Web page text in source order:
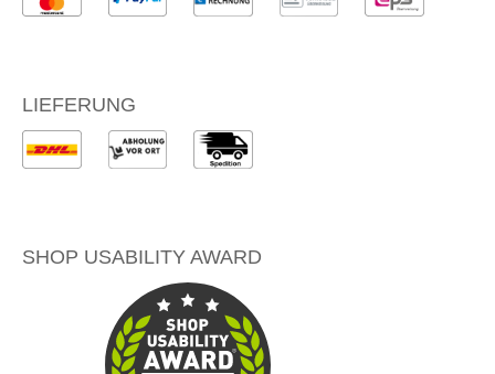
LIEFERUNG
SHOP USABILITY AWARD